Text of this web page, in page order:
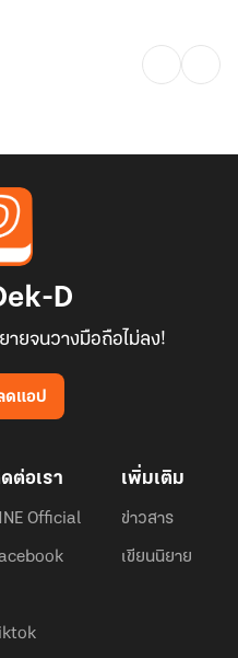
D
ยจนวางมือถือไม่ลง!
ดแอป
ต่อเรา
Official
เพิ่มเติม
ข่าวสาร
เขียนนิยาย